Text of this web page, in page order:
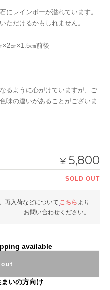
にレインボーが溢れています。
ただけるかもしれません。
㎝×1.5㎝前後
るように心がけていますが、ご
味の違いがあることがございま
¥ 5,800
SOLD OUT
再入荷などについて こちら より
お問い合わせください。
available
いの方向け